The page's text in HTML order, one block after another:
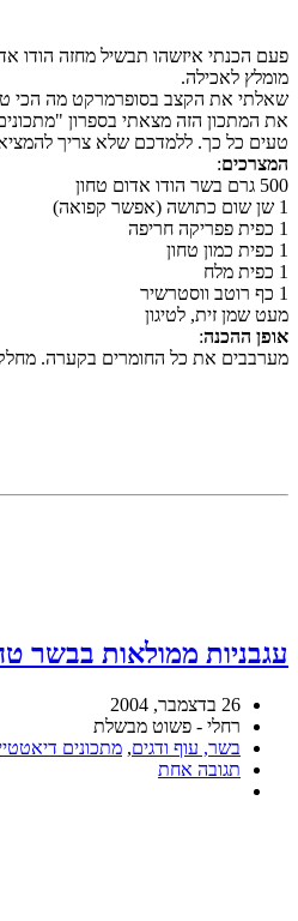
פעם הכנתי איזשהו תבשיל מחזה הודו
מומלץ לאכילה.
שאלתי את הקצב בסופרמרקט מה הכי
את המתכון הזה מצאתי בספרון
טעים כל כך. ללמדכם שלא צריך
המצרכים:
500 גרם בשר הודו אדום טחון
1 שן שום כתושה (אפשר קפואה)
1 כפית פפריקה חריפה
1 כפית כמון טחון
1 כפית מלח
1 כף רוטב ווסטרשיר
מעט שמן זית, לטיגון
אופן ההכנה:
מערבבים את כל החומרים בקערה. מחלקים את תערובת הבשר ל-10-12 חלקים ומעצבים לצורת נקניקיות או קבבים. מחממים את
עגבניות ממולאות בבשר
26 בדצמבר, 2004
רחלי - פשוט מבשלת
בשר, עוף ודגים, מתכונים
תגובה אחת